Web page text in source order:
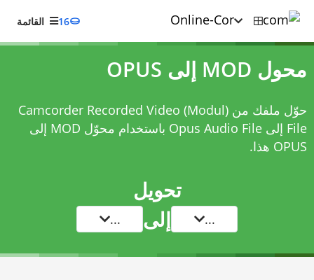
16 القائمة
محول MOD إلى OPUS
حوّل ملفك من Camcorder Recorded Video (Modul)
File إلى Opus Audio File باستخدام
محوّل MOD إلى
OPUSهذا.
تحويل
... إلى ...